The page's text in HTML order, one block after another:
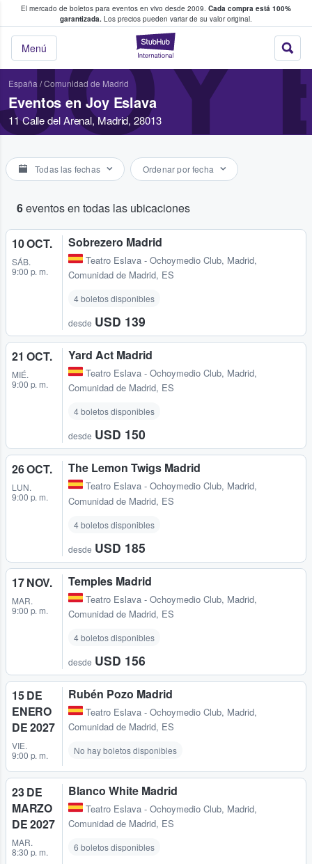
El mercado de boletos para eventos en vivo desde 2009. Cada compra está 100%
garantizada. Los precios pueden variar de su valor original.
StubHub: donde
Menú
fans compran y venden boletos
España /Comunidad de Madrid
Eventos en Joy Eslava
11 Calle del Arenal, Madrid, 28013
Todas las fechas Ordenar por fecha
6eventos en todas las ubicaciones
10 OCT.
SÁB.
9:00 p. m.
Sobrezero Madrid
Teatro Eslava - Ochoymedio Club, Madrid,
Comunidad de Madrid, ES
4 boletos disponibles
desde USD 139
21 OCT.
MIÉ.
9:00 p. m.
Yard Act Madrid
Teatro Eslava - Ochoymedio Club, Madrid,
Comunidad de Madrid, ES
4 boletos disponibles
desde USD 150
26 OCT.
LUN.
9:00 p. m.
The Lemon Twigs Madrid
Teatro Eslava - Ochoymedio Club, Madrid,
Comunidad de Madrid, ES
4 boletos disponibles
desde USD 185
17 NOV.
MAR.
9:00 p. m.
Temples Madrid
Teatro Eslava - Ochoymedio Club, Madrid,
Comunidad de Madrid, ES
4 boletos disponibles
desde USD 156
15 DE
ENERO
DE 2027
VIE.
9:00 p. m.
Rubén Pozo Madrid
Teatro Eslava - Ochoymedio Club, Madrid,
Comunidad de Madrid, ES
No hay boletos disponibles
23 DE
MARZO
DE 2027
MAR.
8:30 p. m.
Blanco White Madrid
Teatro Eslava - Ochoymedio Club, Madrid,
Comunidad de Madrid, ES
6 boletos disponibles